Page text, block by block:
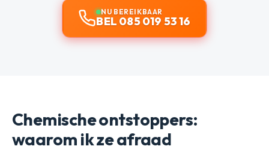
NU BEREIKBAAR
BEL 085 019 53 16
Chemische ontstoppers:
waarom ik ze afraad